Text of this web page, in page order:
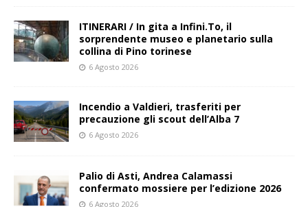
ITINERARI / In gita a Infini.To, il
sorprendente museo e planetario sulla
collina di Pino torinese
6 Agosto 2026
Incendio a Valdieri, trasferiti per
precauzione gli scout dell’Alba 7
6 Agosto 2026
Palio di Asti, Andrea Calamassi
confermato mossiere per l’edizione 2026
6 Agosto 2026